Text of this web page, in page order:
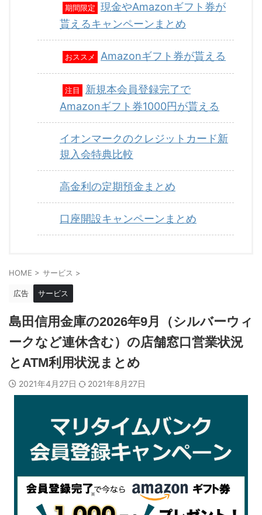
期間限定
現金やAmazonギフト券が
貰えるキャンペーンまとめ
おススメ Amazonギフト券が貰える
注目
新規本会員登録完了で
Amazonギフト券1000円が貰える
イオンマークのクレジットカード新
規入会特典比較
高金利の定期預金まとめ
口座開設キャンペーンまとめ
HOME > サービス >
広告 サービス
島田信用金庫の2026年9月（シルバーウィ
ークなど連休含む）の店舗窓口営業状況
とATM利用状況まとめ
2021年4月27日 2021年8月27日